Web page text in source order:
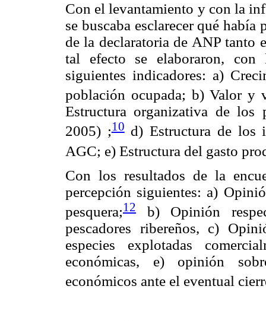
Con el levantamiento y con la
se buscaba esclarecer qué
de la declaratoria de ANP tanto
tal efecto se elaboraron,
siguientes indicadores: a)
población ocupada; b) Valor y
Estructura organizativa de los
2005) ;10d) Estructura de los
AGC; e) Estructura del gasto
Con los resultados de la
percepción siguientes: a)
pesquera;12
b) Opinión
pescadores ribereños, c)
especies explotadas
económicas, e) opinión
económicos ante el eventual